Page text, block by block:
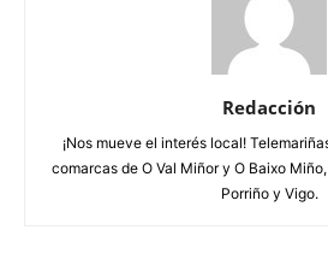
Redacción
¡Nos mueve el interés local!
comarcas de O Val Miñor y O Baixo
Porriño y Vigo.